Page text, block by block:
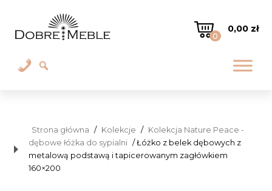
0
0,00 zł
Strona główna / Kolekcje / Kolekcja Nature Peace -
dębowe łóżka do sypialni / Łóżko z belek dębowych z
metalową podstawą i tapicerowanym zagłówkiem
160×200